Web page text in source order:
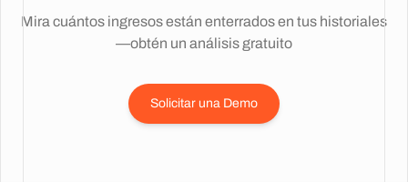
Mira cuántos ingresos están enterrados en tus historiales
—obtén un análisis gratuito
Solicitar una Demo